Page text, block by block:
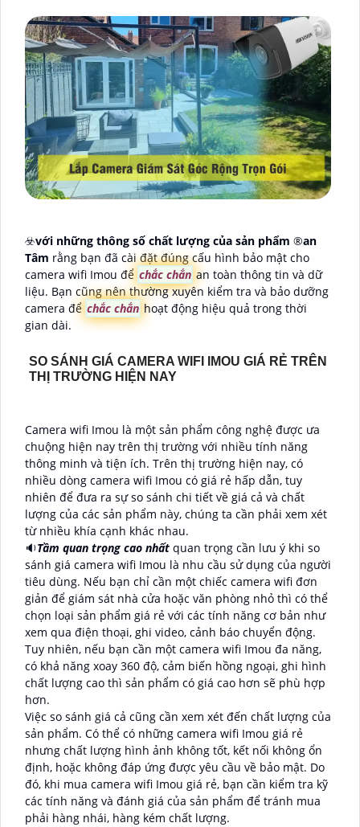
☣️với những thông số chất lượng của sản phẩm ®️an
Tâm rằng bạn đã cài đặt đúng cấu hình bảo mật cho
camera wifi Imou để chắc chắn an toàn thông tin và dữ
liệu. Bạn cũng nên thường xuyên kiểm tra và bảo dưỡng
camera để chắc chắn hoạt động hiệu quả trong thời
gian dài.
SO SÁNH GIÁ CAMERA WIFI IMOU GIÁ RẺ TRÊN
THỊ TRƯỜNG HIỆN NAY
Camera wifi Imou là một sản phẩm công nghệ được ưa
chuộng hiện nay trên thị trường với nhiều tính năng
thông minh và tiện ích. Trên thị trường hiện nay, có
nhiều dòng camera wifi Imou có giá rẻ hấp dẫn, tuy
nhiên để đưa ra sự so sánh chi tiết về giá cả và chất
lượng của các sản phẩm này, chúng ta cần phải xem xét
từ nhiều khía cạnh khác nhau.
🔉Tầm quan trọng cao nhất quan trọng cần lưu ý khi so
sánh giá camera wifi Imou là nhu cầu sử dụng của người
tiêu dùng. Nếu bạn chỉ cần một chiếc camera wifi đơn
giản để giám sát nhà cửa hoặc văn phòng nhỏ thì có thể
chọn loại sản phẩm giá rẻ với các tính năng cơ bản như
xem qua điện thoại, ghi video, cảnh báo chuyển động.
Tuy nhiên, nếu bạn cần một camera wifi Imou đa năng,
có khả năng xoay 360 độ, cảm biến hồng ngoại, ghi hình
chất lượng cao thì sản phẩm có giá cao hơn sẽ phù hợp
hơn.
Việc so sánh giá cả cũng cần xem xét đến chất lượng của
sản phẩm. Có thể có những camera wifi Imou giá rẻ
nhưng chất lượng hình ảnh không tốt, kết nối không ổn
định, hoặc không đáp ứng được yêu cầu về bảo mật. Do
đó, khi mua camera wifi Imou giá rẻ, bạn cần kiểm tra kỹ
các tính năng và đánh giá của sản phẩm để tránh mua
phải hàng nhái, hàng kém chất lượng.